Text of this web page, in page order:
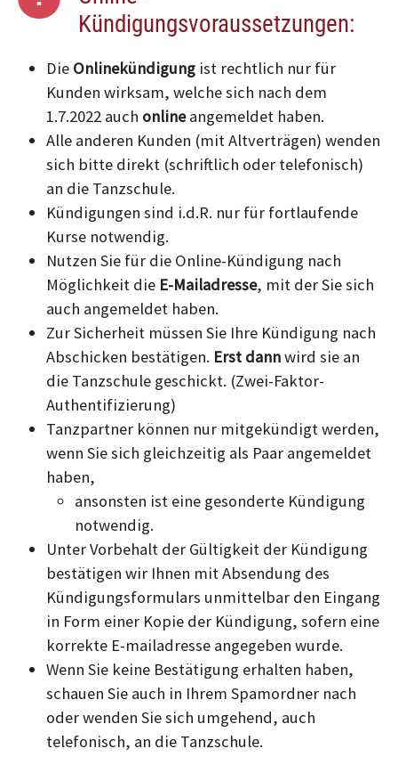
Kündigungsvoraussetzungen:
Die Onlinekündigung ist rechtlich nur für
Kunden wirksam, welche sich nach dem
1.7.2022 auch onlineangemeldet haben.
Alle anderen Kunden (mit Altverträgen) wenden
sich bitte direkt (schriftlich oder telefonisch)
an die Tanzschule.
Kündigungen sind i.d.R. nur für fortlaufende
Kurse notwendig.
Nutzen Sie für die Online-Kündigung nach
Möglichkeit die E-Mailadresse, mit der Sie sich
auch angemeldet haben.
Zur Sicherheit müssen Sie Ihre Kündigung nach
Abschicken bestätigen. Erst dannwird sie an
die Tanzschule geschickt. (Zwei-Faktor-
Authentifizierung)
Tanzpartner können nur mitgekündigt werden,
wenn Sie sich gleichzeitig als Paar angemeldet
haben,
ansonsten ist eine gesonderte Kündigung
notwendig.
Unter Vorbehalt der Gültigkeit der Kündigung
bestätigen wir Ihnen mit Absendung des
Kündigungsformulars unmittelbar den Eingang
in Form einer Kopie der Kündigung, sofern eine
korrekte E-mailadresse angegeben wurde.
Wenn Sie keine Bestätigung erhalten haben,
schauen Sie auch in Ihrem Spamordner nach
oder wenden Sie sich umgehend, auch
telefonisch, an die Tanzschule.